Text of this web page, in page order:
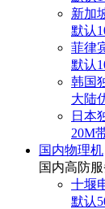
新加
默认
菲律
默认
韩国
大陆
日本
20M
国内物理机
国内高防
十堰
默认